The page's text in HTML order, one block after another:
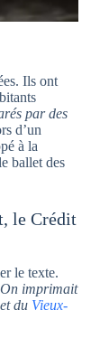
Ils ont
par des
d’un
à la
ballet des
le Crédit
le texte.
imprimait
du Vieux-